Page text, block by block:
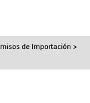
de Importación >